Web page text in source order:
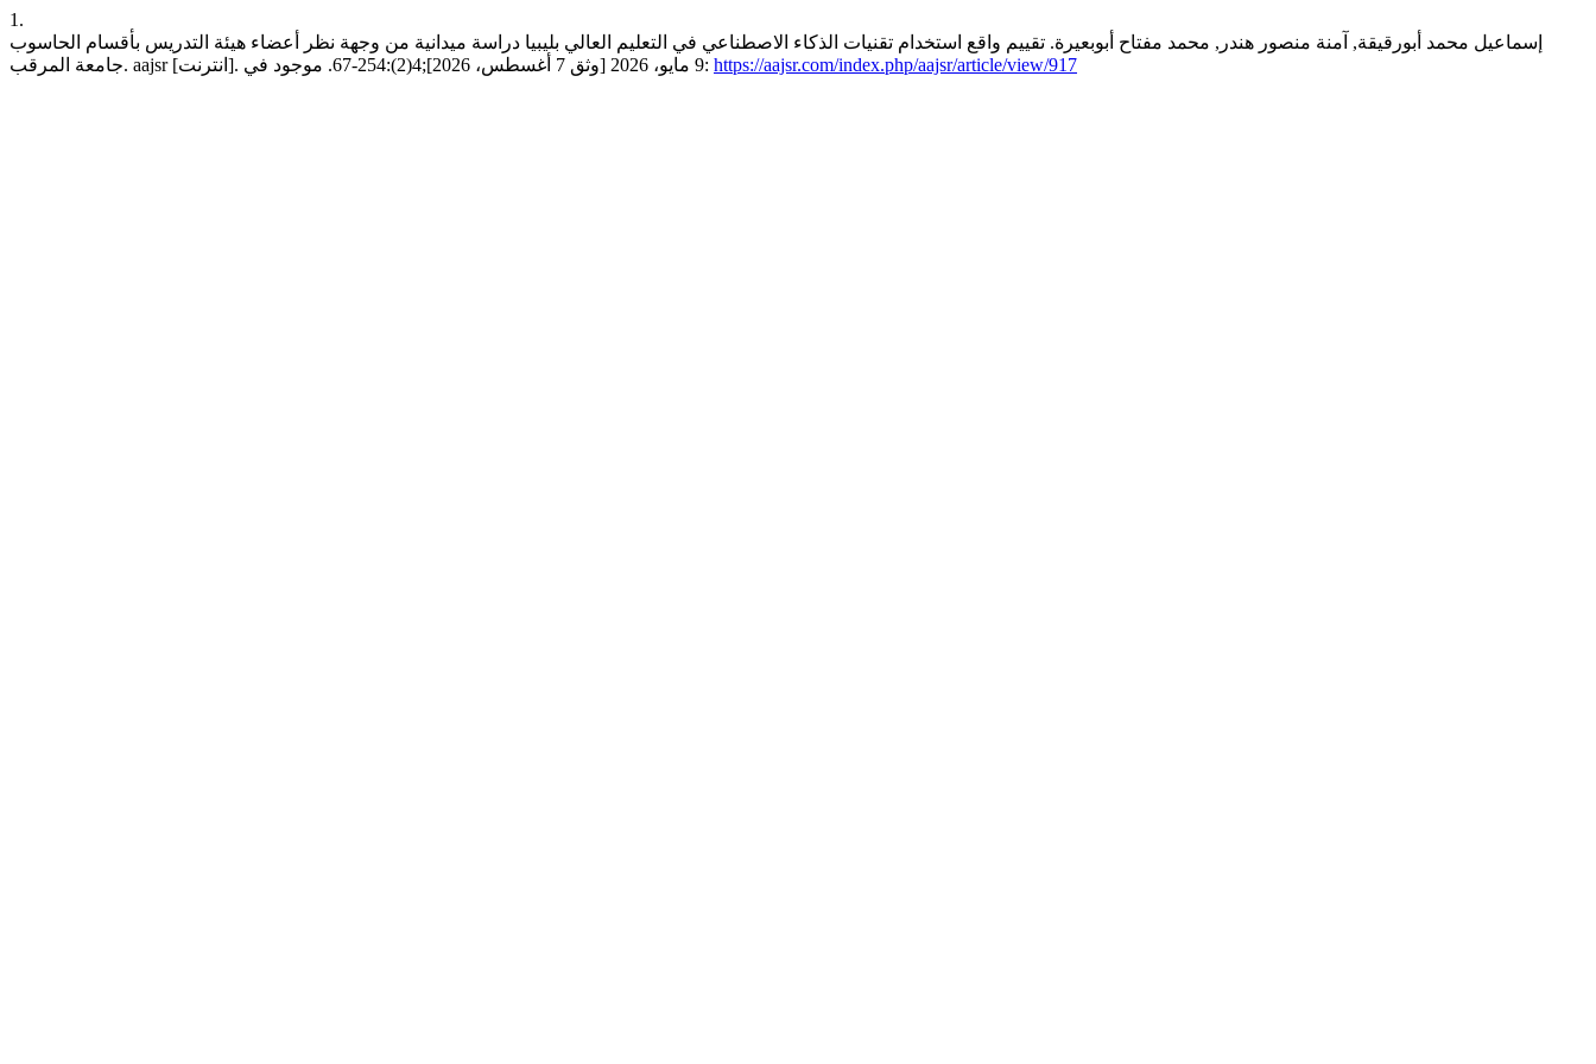
1.
إسماعيل محمد أبورقيقة, آمنة منصور هندر, محمد مفتاح أبوبعيرة. تقييم واقع استخدام تقنيات الذكاء الاصطناعي في التعليم العالي بليبيا دراسة ميدانية من وجهة نظر أعضاء هيئة التدريس بأقسام الحاسوب
جامعة المرقب. aajsr [انترنت]. 9 مايو، 2026 [وثق 7 أغسطس، 2026];4(2):254-67. موجود في: https://aajsr.com/index.php/aajsr/article/view/917